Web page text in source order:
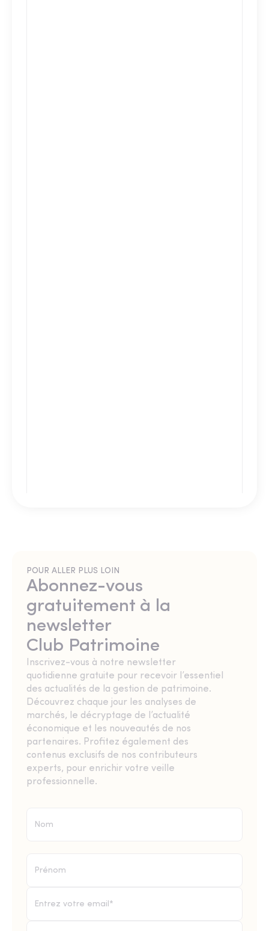
POUR ALLER PLUS LOIN
Abonnez-vous
gratuitement à la
newsletter
Club Patrimoine
Inscrivez-vous à notre newsletter
quotidienne gratuite pour recevoir l’essentiel
des actualités de la gestion de patrimoine.
Découvrez chaque jour les analyses de
marchés, le décryptage de l’actualité
économique et les nouveautés de nos
partenaires. Profitez également des
contenus exclusifs de nos contributeurs
experts, pour enrichir votre veille
professionnelle.